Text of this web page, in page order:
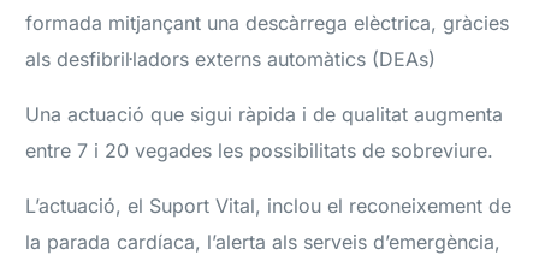
formada mitjançant una descàrrega elèctrica, gràcies
als desfibril·ladors externs automàtics (DEAs)
Una actuació que sigui ràpida i de qualitat augmenta
entre 7 i 20 vegades les possibilitats de sobreviure.
L’actuació, el Suport Vital, inclou el reconeixement de
la parada cardíaca, l’alerta als serveis d’emergència,